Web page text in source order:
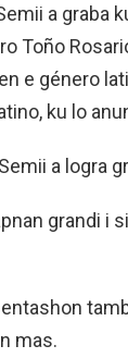
a graba
Toño
e género
ku lo
a logra
grandi i
mas.